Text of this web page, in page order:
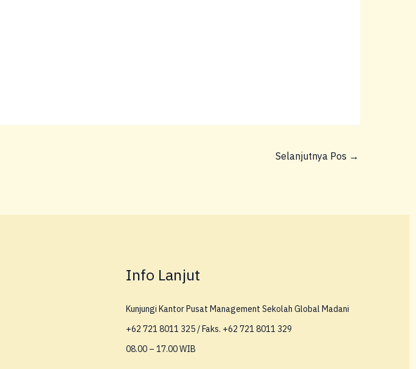
Selanjutnya Pos →
Info Lanjut
Kunjungi Kantor Pusat Management Sekolah Global Madani
+62 721 8011 325 / Faks. +62 721 8011 329
08.00 – 17.00 WIB